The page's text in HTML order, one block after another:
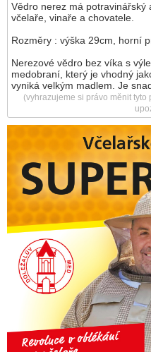
Vědro nerez má
včelaře, vinaře a chovatele.
Rozměry : výška 29cm, horní
Nerezové vědro bez víka s
medobraní, který je vhodný
vyniká velkým madlem. Je
(vyhrazujeme si právo měnit